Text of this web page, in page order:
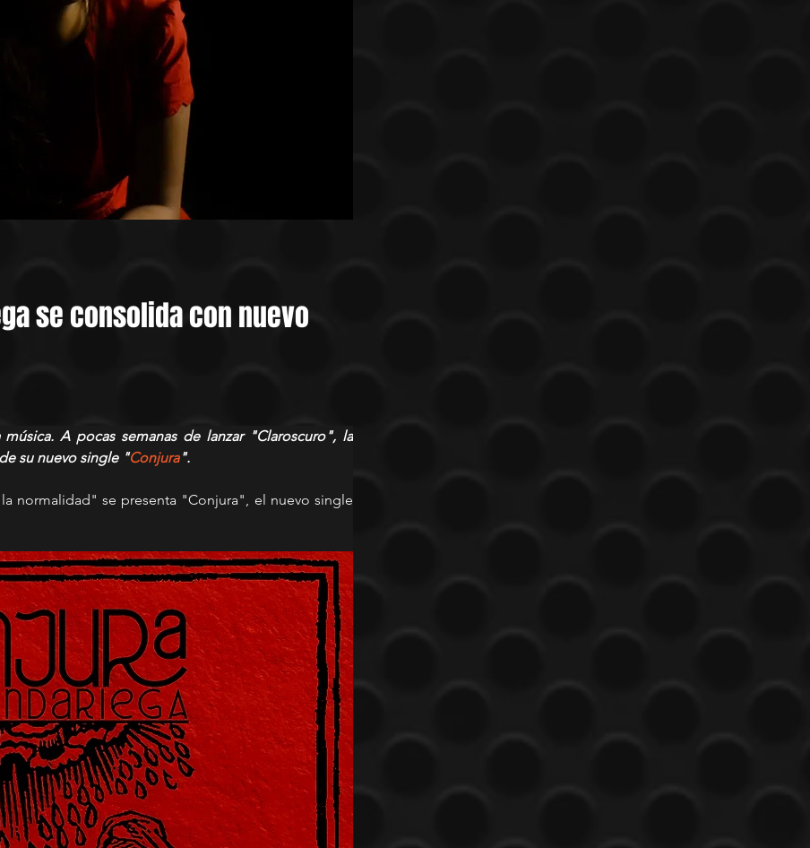
se consolida con nuevo
A pocas semanas de lanzar "Claroscuro", la
su nuevo single "Conjura".
normalidad" se presenta "Conjura", el nuevo single